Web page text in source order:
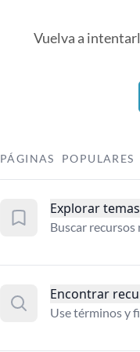
Vuelva a
PÁGINAS POPULARES
Explorar temas
Buscar recursos
Encontrar
Use términos y